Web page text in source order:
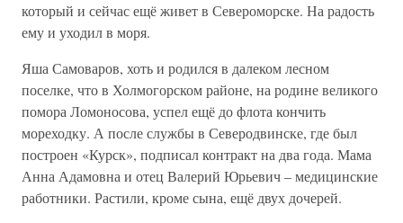
который и сейчас ещё живет в Североморске. На радость
ему и уходил в моря.
Яша Самоваров, хоть и родился в далеком лесном
поселке, что в Холмогорском районе, на родине великого
помора Ломоносова, успел ещё до флота кончить
мореходку. А после службы в Северодвинске, где был
построен «Курск», подписал контракт на два года. Мама
Анна Адамовна и отец Валерий Юрьевич – медицинские
работники. Растили, кроме сына, ещё двух дочерей.